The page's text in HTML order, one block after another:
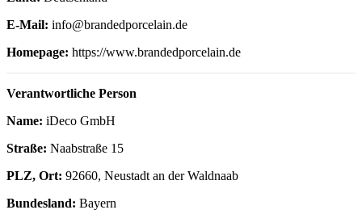
E-Mail: info@brandedporcelain.de
Homepage: https://www.brandedporcelain.de
Verantwortliche Person
Name: iDeco GmbH
Straße: Naabstraße 15
PLZ, Ort: 92660, Neustadt an der Waldnaab
Bundesland: Bayern